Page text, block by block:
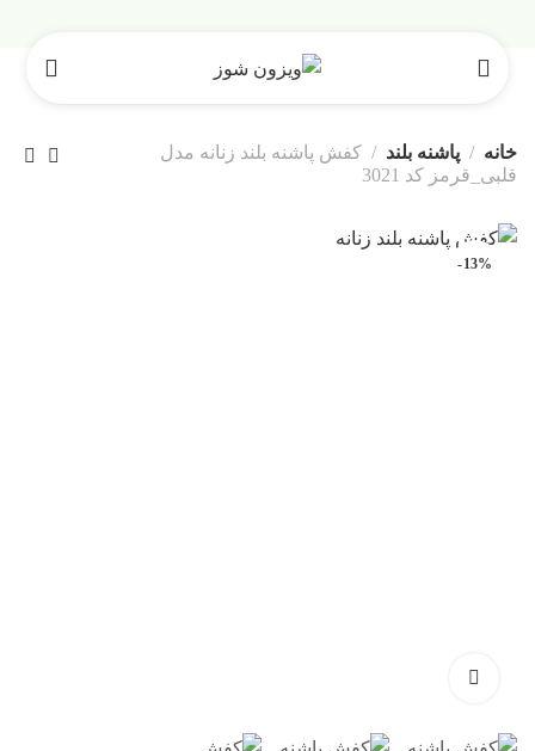
خانه پاشنه بلند
کفش پاشنه بلند زنانه مدل
قلبی_قرمز کد 3021
-13%